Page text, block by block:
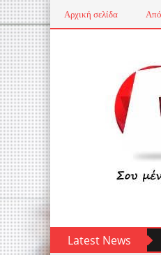
Αρχική σελίδα
Latest News